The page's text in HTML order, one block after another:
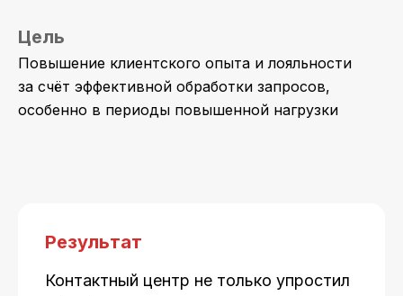
Цель
Повышение клиентского опыта и лояльности
за счёт эффективной обработки запросов,
особенно в периоды повышенной нагрузки
Результат
Контактный центр не только упростил